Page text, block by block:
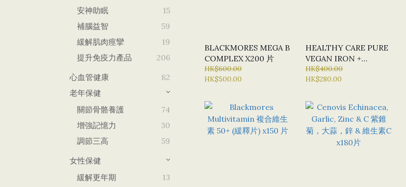
安神助眠
15
補腦益智
59
緩解肌肉痙攣
19
提升免疫力產品
206
心血管健康
82
老年保健
關節骨骼養護
74
增強記憶力
30
調節三高
59
女性保健
緩解更年期
13
BLACKMORES MEGA B
COMPLEX X200 片
HK$600.00
HK$500.00
HEALTHY CARE PURE
VEGAN IRON +
ENERGY PLUS 純素食
鐵 + 能量加 X 60片
HK$400.00
HK$280.00